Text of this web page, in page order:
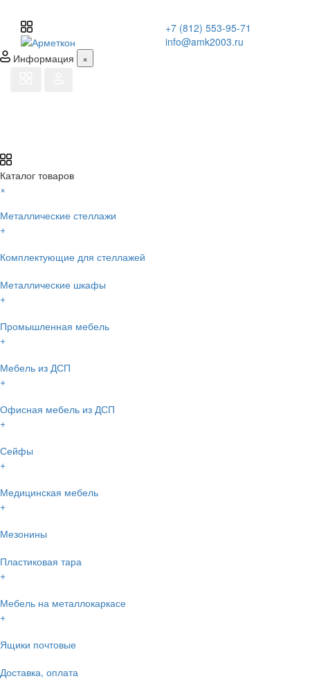
+7 (812) 553-95-71
info@amk2003.ru
Информация
×
Каталог товаров
×
Металлические стеллажи
+
Комплектующие для стеллажей
Металлические шкафы
+
Промышленная мебель
+
Мебель из ДСП
+
Офисная мебель из ДСП
+
Сейфы
+
Медицинская мебель
+
Мезонины
Пластиковая тара
+
Мебель на металлокаркасе
+
Ящики почтовые
Доставка, оплата